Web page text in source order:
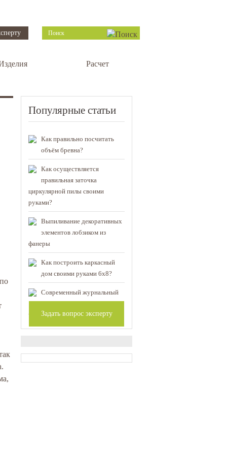
Расчет
Популярные статьи
Как правильно посчитать
объём бревна?
Как осуществляется
правильная заточка
циркулярной пилы своими
руками?
Выпиливание декоративных
элементов лобзиком из
фанеры
Как построить каркасный
дом своими руками 6х8?
Современный журнальный
стол своими руками:
чертежи и описание конструкции
Задать вопрос эксперту